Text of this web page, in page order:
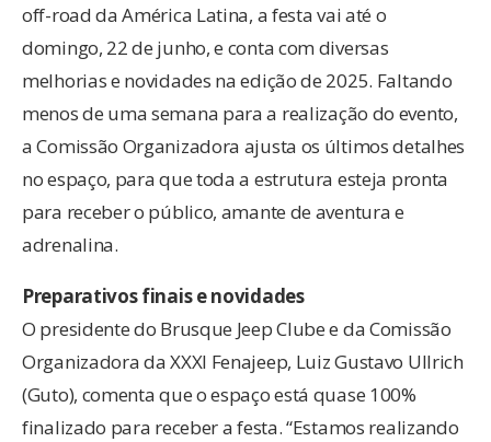
off-road da América Latina, a festa vai até o
domingo, 22 de junho, e conta com diversas
melhorias e novidades na edição de 2025. Faltando
menos de uma semana para a realização do evento,
a Comissão Organizadora ajusta os últimos detalhes
no espaço, para que toda a estrutura esteja pronta
para receber o público, amante de aventura e
adrenalina.
Preparativos finais e novidades
O presidente do Brusque Jeep Clube e da Comissão
Organizadora da XXXI Fenajeep, Luiz Gustavo Ullrich
(Guto), comenta que o espaço está quase 100%
finalizado para receber a festa. “Estamos realizando